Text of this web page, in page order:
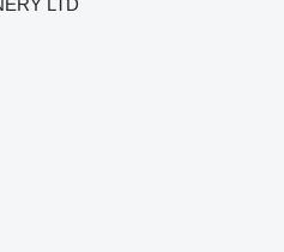
LTD